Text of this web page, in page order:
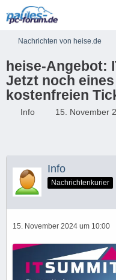
Nachrichten von heise.de
heise-Angebot:
Jetzt noch
kostenfreien
Info 15. November
Info
Nachrichtenkurier
15. November 2024 um 10:00